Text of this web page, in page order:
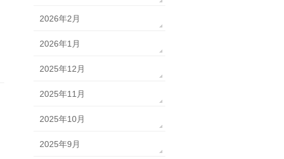
2026年2月
2026年1月
2025年12月
2025年11月
2025年10月
2025年9月